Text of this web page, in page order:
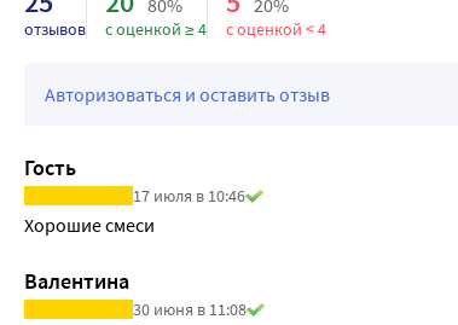
отзывов
80%
с оценкой ≥ 4
20%
с оценкой < 4
Авторизоваться и оставить отзыв
Гость
17 июля в 10:46
Хорошие смеси
Валентина
30 июня в 11:08